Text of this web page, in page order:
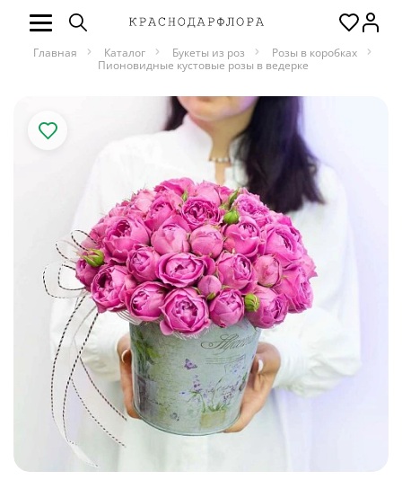
Главная Каталог Букеты из роз
Розы в коробках
Пионовидные кустовые розы в ведерке